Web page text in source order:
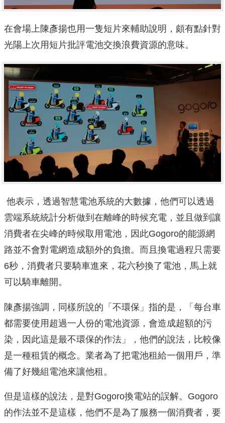
在會場上陳彥揚也用一隻短片來輔助說明，頗有點針對
光陽上次用短片批評電池交換浪費資源的意味。
他表示，透過智慧電池系統的大數據，他們可以透過
雲端系統統計分析做到在離峰的時候充電，並且做到讓
消費者在尖峰的時候取用電池，因此Gogoro的能源網
路並不會對電網造成額外的負擔。而且換電過程只需要
6秒，消費者只要騎車進來，花六秒換了電池，馬上就
可以騎車離開。
陳彥揚強調，同樣所說的「不環保」指的是，「每台車
都需要使用超過一人份的電池資源，會造成超額的污
染，因此這是最不環保的作法」，他們的說法，比較像
是一種租賃的概念。業者為了把電池租給一個用戶，準
備了好幾組電池來讓他租。
但是這樣的說法，是對Gogoro換電站的誤解。Gogoro
的作法並不是這樣，他們不是為了服務一個消費者，要